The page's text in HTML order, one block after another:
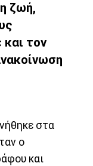
ζωή,
τον
στα
ο
και